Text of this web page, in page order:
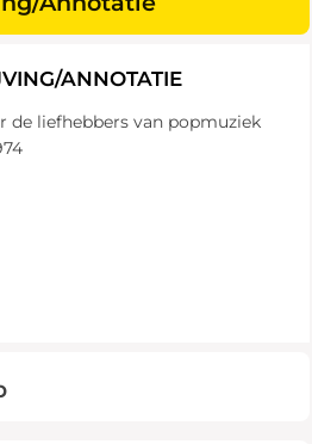
ANNOTATIE
de liefhebbers van popmuziek